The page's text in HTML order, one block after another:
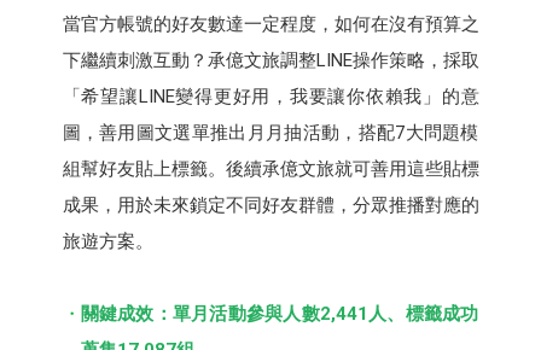
當官方帳號的好友數達一定程度，如何在沒有預算之
下繼續刺激互動？承億文旅調整LINE操作策略，採取
「希望讓LINE變得更好用，我要讓你依賴我」的意
圖，善用圖文選單推出月月抽活動，搭配7大問題模
組幫好友貼上標籤。後續承億文旅就可善用這些貼標
成果，用於未來鎖定不同好友群體，分眾推播對應的
旅遊方案。
關鍵成效：單月活動參與人數2,441人、標籤成功